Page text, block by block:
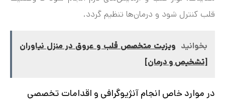
قلب کنترل شود و درمان‌ها تنظیم گردد.
بخوانید ویزیت متخصص قلب و عروق در منزل نیاوران
[تشخیص و درمان]
در موارد خاص انجام آنژیوگرافی و اقدامات تخصصی